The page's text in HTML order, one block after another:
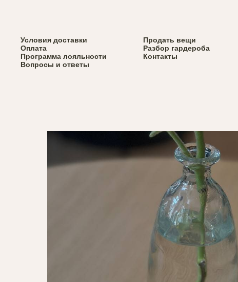
Весь каталог
Верхняя одежда
Сумки
Обувь
Аксессуары
Продать вещи
Разбор гардероба
Контакты
Условия доставки
Оплата
Программа лояльности
Вопросы и ответы